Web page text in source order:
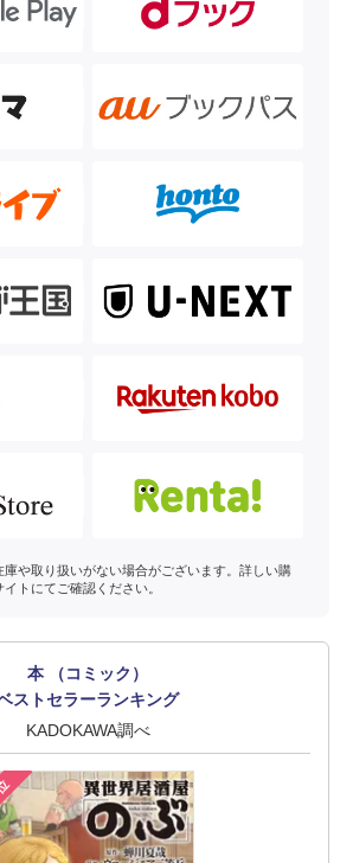
や取り扱いがない場合がございます。詳しい購
トにてご確認ください。
本 （コミック）
ストセラーランキング
KADOKAWA調べ